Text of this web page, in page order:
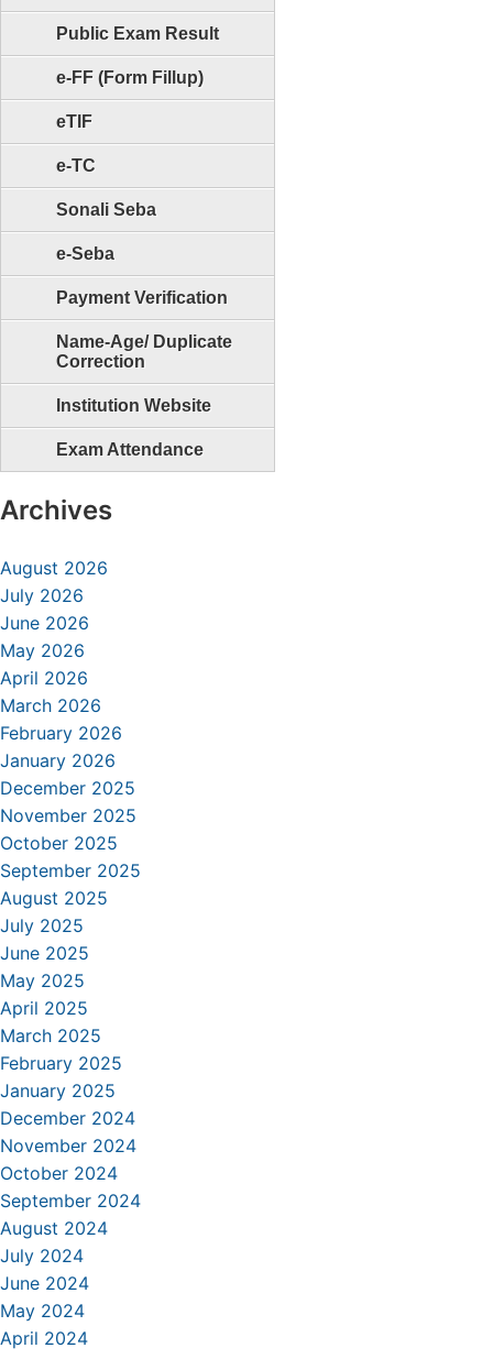
Public Exam Result
e-FF (Form Fillup)
eTIF
e-TC
Sonali Seba
e-Seba
Payment Verification
Name-Age/ Duplicate
Correction
Institution Website
Exam Attendance
Archives
August 2026
July 2026
June 2026
May 2026
April 2026
March 2026
February 2026
January 2026
December 2025
November 2025
October 2025
September 2025
August 2025
July 2025
June 2025
May 2025
April 2025
March 2025
February 2025
January 2025
December 2024
November 2024
October 2024
September 2024
August 2024
July 2024
June 2024
May 2024
April 2024